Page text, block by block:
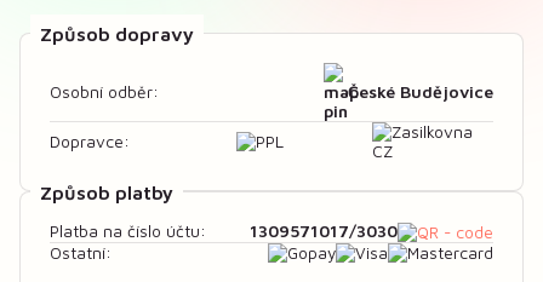
Způsob dopravy
Osobní odběr: České Budějovice
Dopravce:
Způsob platby
Platba na číslo účtu: 1309571017/3030
Ostatní: